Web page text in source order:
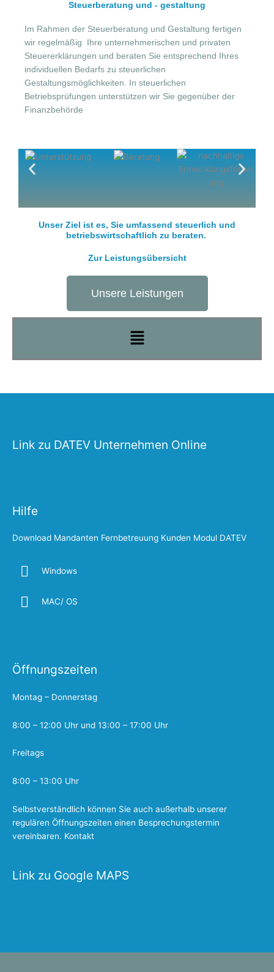
Steuerberatung und - gestaltung
Im Rahmen der Steuerberatung und Gestaltung fertigen
wir regelmäßig Ihre unternehmerischen und privaten
Steuererklärungen und beraten Sie entsprechend Ihres
individuellen Bedarfs zu steuerlichen
Gestaltungsmöglichkeiten. In steuerlichen
Betriebsprüfungen unterstützen wir Sie gegenüber der
Finanzbehörde
Unser Ziel ist es, Sie umfassend steuerlich und
betriebswirtschaftlich zu beraten.
Zur Leistungsübersicht
Unsere Leistungen
Menü
Link zu DATEV Unternehmen Online
Hilfe
Download Mandanten Fernbetreuung Kunden Modul DATEV
Windows
MAC/ OS
Öffnungszeiten
Montag – Donnerstag
8:00 – 12:00 Uhr und 13:00 – 17:00 Uhr
Freitags
8:00 – 13:00 Uhr
Selbstverständlich können Sie auch außerhalb unserer
regulären Öffnungszeiten einen Besprechungstermin
vereinbaren. Kontakt
Link zu Google MAPS